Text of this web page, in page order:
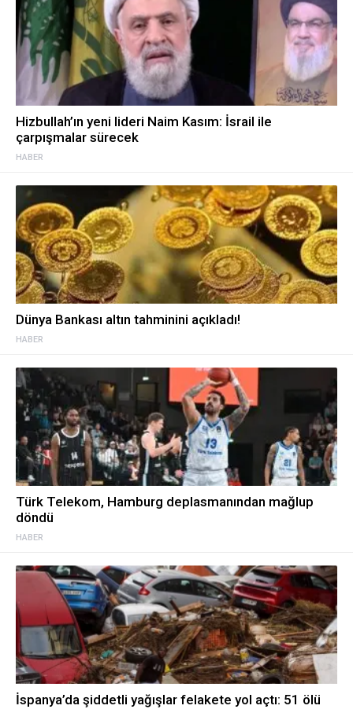
HABER
Hizbullah’ın yeni lideri Naim Kasım: İsrail ile
çarpışmalar sürecek
HABER
Dünya Bankası altın tahminini açıkladı!
HABER
Türk Telekom, Hamburg deplasmanından mağlup
döndü
İspanya’da şiddetli yağışlar felakete yol açtı: 51 ölü